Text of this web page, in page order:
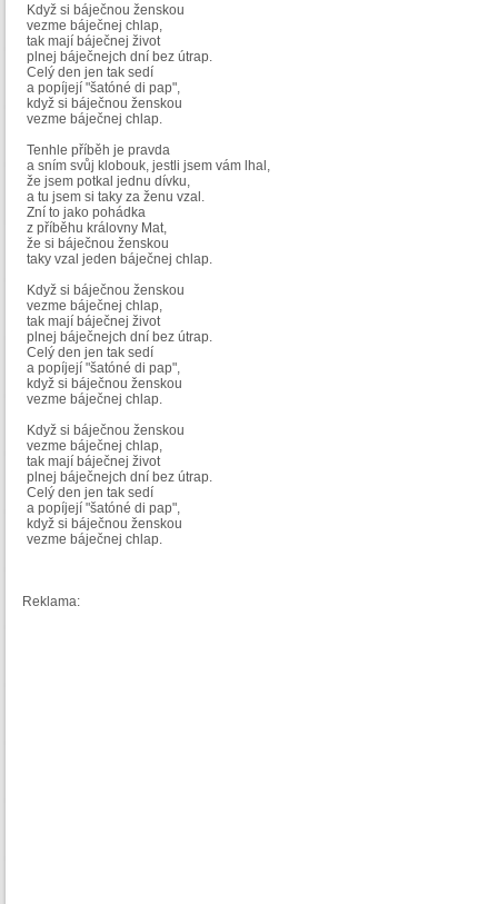
Když si báječnou ženskou
vezme báječnej chlap,
tak mají báječnej život
plnej báječnejch dní bez útrap.
Celý den jen tak sedí
a popíjejí "šatóné di pap",
když si báječnou ženskou
vezme báječnej chlap.
Tenhle příběh je pravda
a sním svůj klobouk, jestli jsem vám lhal,
že jsem potkal jednu dívku,
a tu jsem si taky za ženu vzal.
Zní to jako pohádka
z příběhu královny Mat,
že si báječnou ženskou
taky vzal jeden báječnej chlap.
Když si báječnou ženskou
vezme báječnej chlap,
tak mají báječnej život
plnej báječnejch dní bez útrap.
Celý den jen tak sedí
a popíjejí "šatóné di pap",
když si báječnou ženskou
vezme báječnej chlap.
Když si báječnou ženskou
vezme báječnej chlap,
tak mají báječnej život
plnej báječnejch dní bez útrap.
Celý den jen tak sedí
a popíjejí "šatóné di pap",
když si báječnou ženskou
vezme báječnej chlap.
Reklama: